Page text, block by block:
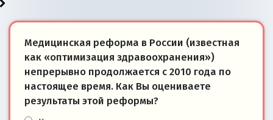
Медицинская реформа в России (известная
как «оптимизация здравоохранения»)
непрерывно продолжается с 2010 года по
настоящее время. Как Вы оцениваете
результаты этой реформы?